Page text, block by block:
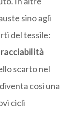
sino agli
del tessile:
scarto nel
così una
cicli